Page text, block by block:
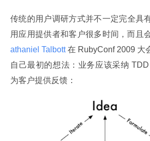
传统的用户调研方式并不一定完全具
用应用提供者和客户很多时间，而且
athaniel Talbott 在 RubyConf 2009 大
自己最初的想法：业务应该采纳 TDD
为客户提供反馈：